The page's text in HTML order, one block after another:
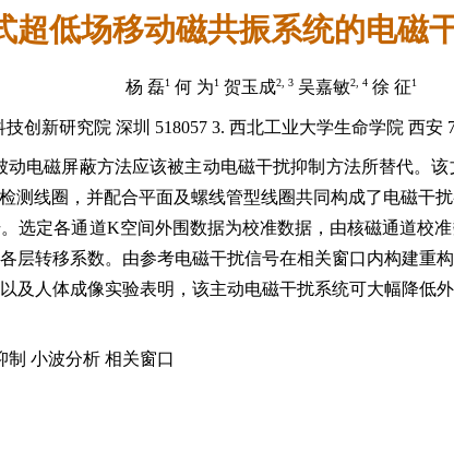
超低场移动磁共振系统的电磁
杨 磊1何 为1贺玉成2, 3吴嘉敏2, 4徐 征1
创新研究院 深圳 518057 3. 西北工业大学生命学院 西安
电磁屏蔽方法应该被主动电磁干扰抑制方法所替代。
测线圈，并配合平面及螺线管型线圈共同构成了电磁干
选定各通道K空间外围数据为校准数据，由核磁通道校
层转移系数。由参考电磁干扰信号在相关窗口内构建重
及人体成像实验表明，该主动电磁干扰系统可大幅降低
制 小波分析 相关窗口